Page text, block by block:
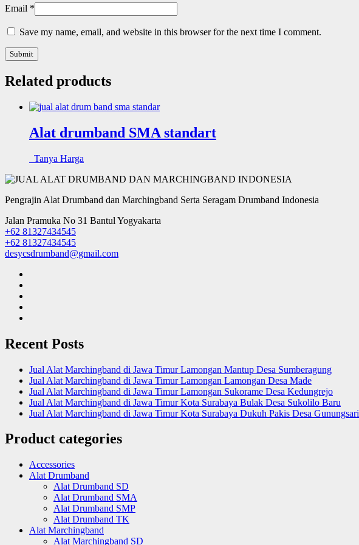
Email *
Save my name, email, and website in this browser for the next time I comment.
Related products
Alat drumband SMA standart
Tanya Harga
Pengrajin Alat Drumband dan Marchingband Serta Seragam Drumband Indonesia
Jalan Pramuka No 31 Bantul Yogyakarta
+62 81327434545
+62 81327434545
desycsdrumband@gmail.com
Recent Posts
Jual Alat Marchingband di Jawa Timur Lamongan Mantup Desa Sumberagung
Jual Alat Marchingband di Jawa Timur Lamongan Lamongan Desa Made
Jual Alat Marchingband di Jawa Timur Lamongan Sukorame Desa Kedungrejo
Jual Alat Marchingband di Jawa Timur Kota Surabaya Bulak Desa Sukolilo Baru
Jual Alat Marchingband di Jawa Timur Kota Surabaya Dukuh Pakis Desa Gunungsari
Product categories
Accessories
Alat Drumband
Alat Drumband SD
Alat Drumband SMA
Alat Drumband SMP
Alat Drumband TK
Alat Marchingband
Alat Marchingband SD